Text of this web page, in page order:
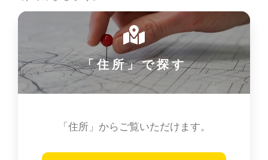
「住所」で探す
「住所」からご覧いただけます。